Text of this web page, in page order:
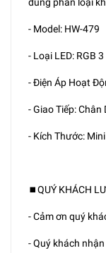
đúng phân loại
- Model: HW-479
- Loại LED: RGB
- Điện Áp Hoạt
- Giao Tiếp: Chân
- Kích Thước:
⏹️QUÝ KHÁCH
- Cảm ơn quý
- Quý khách